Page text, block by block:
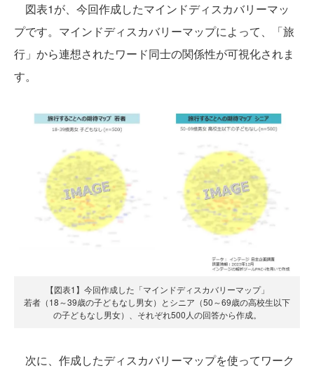
図表1が、今回作成したマインドディスカバリーマッ
プです。マインドディスカバリーマップによって、「旅
行」から連想されたワード同士の関係性が可視化されま
す。
【図表1】今回作成した「マインドディスカバリーマップ」
若者（18～39歳の子どもなし男女）とシニア（50～69歳の高校生以下
の子どもなし男女）、それぞれ500人の回答から作成。
次に、作成したディスカバリーマップを使ってワーク